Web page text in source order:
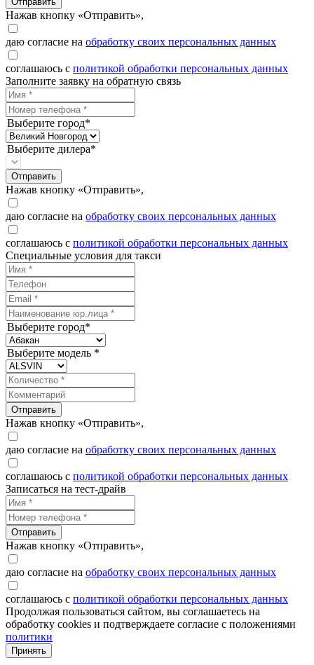
Нажав кнопку «Отправить»,
даю согласие на обработку своих персональных данных
соглашаюсь с политикой обработки персональных данных
Заполните заявку на обратную связь
Выберите город*
Выберите дилера*
Отправить
Нажав кнопку «Отправить»,
даю согласие на обработку своих персональных данных
соглашаюсь с политикой обработки персональных данных
Специальные условия для такси
Выберите город*
Выберите модель *
Отправить
Нажав кнопку «Отправить»,
даю согласие на обработку своих персональных данных
соглашаюсь с политикой обработки персональных данных
Записаться на тест-драйв
Отправить
Нажав кнопку «Отправить»,
даю согласие на обработку своих персональных данных
соглашаюсь с политикой обработки персональных данных
Продолжая пользоваться сайтом, вы соглашаетесь на
обработку cookies и подтверждаете согласие с положениями
политики
Принять